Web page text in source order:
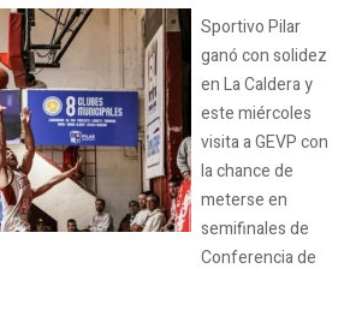
Sportivo Pilar
ganó con solidez
en La Caldera y
este miércoles
visita a GEVP con
la chance de
meterse en
semifinales de
Conferencia de